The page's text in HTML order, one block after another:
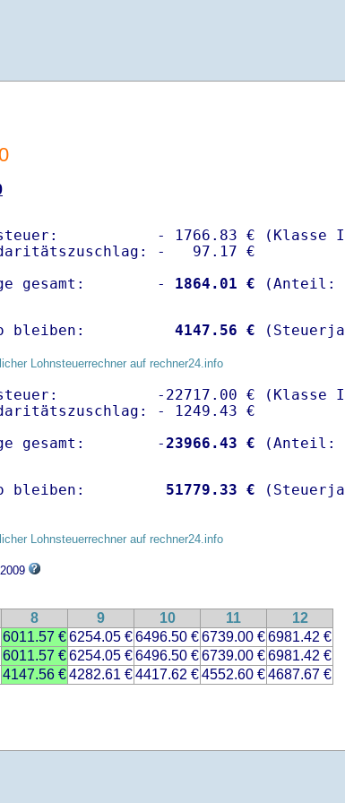
- 1766.83 € (Klasse
-   97.17 €
gesamt:        -
1864.01 €
bleiben: 4147.56 €
Lohnsteuerrechner auf rechner24.info
-22717.00 € (Klasse
- 1249.43 €
gesamt:        -23966.43 €
bleiben: 51779.33 €
Lohnsteuerrechner auf rechner24.info
8 9 10 11
12
6011.57 €6254.05 €6496.50 €6739.00 €6981.42 €
6011.57 €6254.05 €6496.50 €6739.00 €6981.42 €
4147.56 €4282.61 €4417.62 €4552.60 €4687.67 €